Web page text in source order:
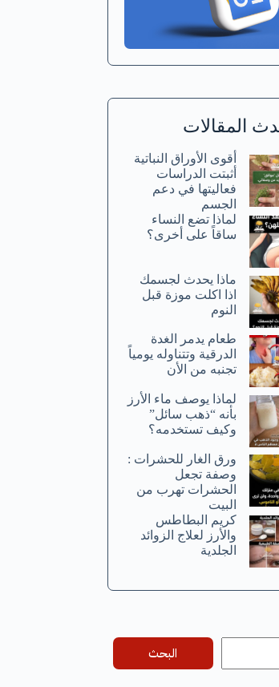
المقالات
أقوى الأوراق النباتية
أثبتت الدراسات
فعاليتها في دعم
الجسم
لماذا تضع النساء
ساقاً على أخرى؟
ماذا يحدث لجسمك
اذا اكلت موزة قبل
النوم
طعام يدمر الغدة
الدرقية وتتناوله يومياً
تجنبه من الأن
لماذا يوصف ماء الأرز
بأنه “ذهب سائل”
وكيف تستخدمه؟
ورق الغار للحشرات :
وصفة تجعل
الحشرات تهرب من
البيت
كريم البطاطس
والأرز لعلاج الزوائد
الجلدية
البحث